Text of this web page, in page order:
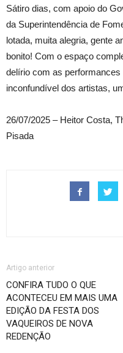
Sátiro dias, com apoio do
da Superintendência de
lotada, muita alegria, gente
bonito! Com o espaço
delírio com as
inconfundível dos artistas,
26/07/2025 – Heitor Costa,
Pisada
Artigo anterior
CONFIRA TUDO O QUE
ACONTECEU EM MAIS UMA
EDIÇÃO DA FESTA DOS
VAQUEIROS DE NOVA
REDENÇÃO